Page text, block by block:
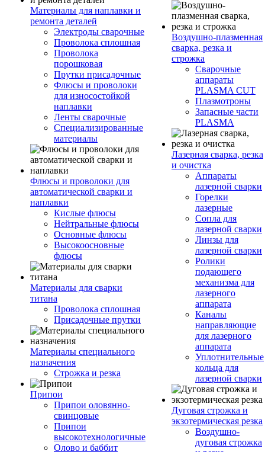
Материалы для наплавки и
ремонта деталей
Электроды сварочные
Проволока сплошная
Проволока
порошковая
Прутки присадочные
Флюсы и проволоки
для износостойкой
наплавки
Ленты сварочные
Специализированные
материалы
Флюсы и проволоки для
автоматической сварки и
наплавки
Кислые флюсы
Нейтральные флюсы
Основные флюсы
Высокоосновные
флюсы
Материалы для сварки
титана
Проволока сплошная
Присадочные прутки
Материалы специального
назначения
Строжка и резка
Припои
Припои оловянно-
свинцовые
Припои
высокотехнологичные
Олово и баббит
Воздушно-плазменная
сварка, резка и
строжка
Сварочные
аппараты
PLASMA CUT
Плазмотроны
Запасные части
PLASMA
Лазерная сварка, резка
и очистка
Аппараты
лазерной сварки
Горелки
лазерные
Сопла для
лазерной сварки
Линзы для
лазерной сварки
Ролики
подающего
механизма для
лазерного
аппарата
Каналы
направляющие
для лазерного
аппарата
Уплотнительные
кольца для
лазерной сварки
Дуговая строжка и
экзотермическая резка
Воздушно-
дуговая строжка